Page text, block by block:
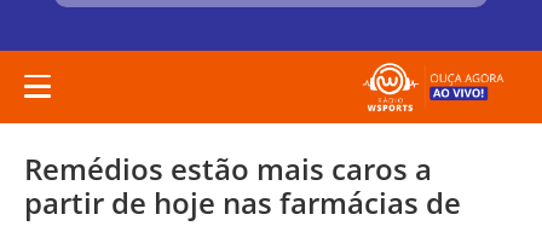
Remédios estão mais caros a
partir de hoje nas farmácias de